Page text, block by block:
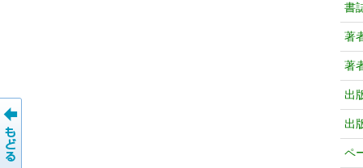
書
著
著
出
出
ペ